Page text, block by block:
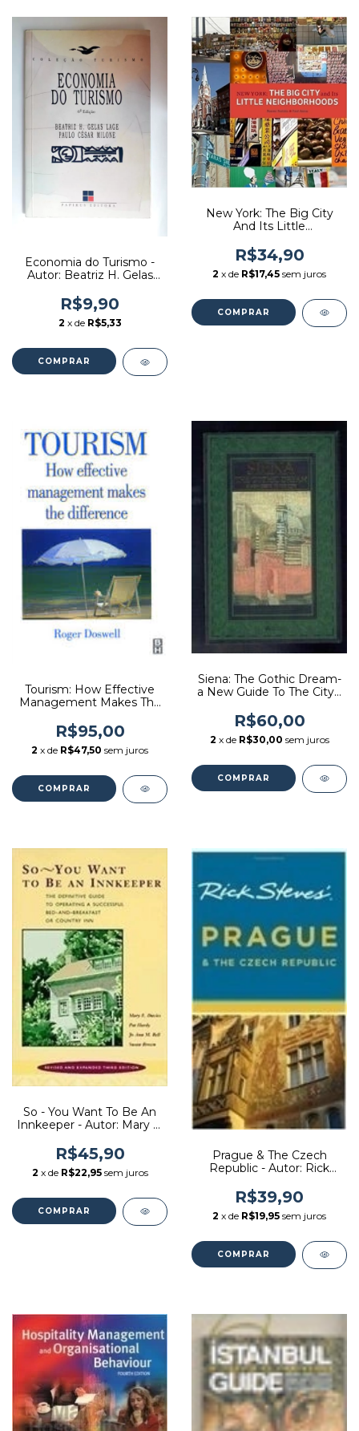
Economia do Turismo -
Autor: Beatriz H. Gelas
(1998) [usado]
R$9,90
2 x de R$5,33
New York: The Big City
And Its Little
Naomi Fertitta (2009)
[seminovo]
R$34,90
2 x de R$17,45 sem juros
Tourism: How Effective
Management Makes The
Doswell (1998) [usado]
R$95,00
2 x de R$47,50 sem juros
Siena: The Gothic Dream-
a New Guide To The City -
Toti (1997) [usado]
R$60,00
2 x de R$30,00 sem juros
So - You Want To Be An
Innkeeper - Autor: Mary E.
Brown (1996) [usado]
R$45,90
2 x de R$22,95 sem juros
Prague & The Czech
Republic - Autor: Rick
[usado]
R$39,90
2 x de R$19,95 sem juros